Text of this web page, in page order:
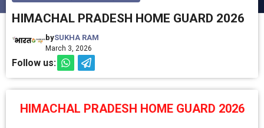
HIMACHAL PRADESH HOME GUARD 2026
bySUKHA RAM
March 3, 2026
Follow us:
HIMACHAL PRADESH HOME GUARD 2026